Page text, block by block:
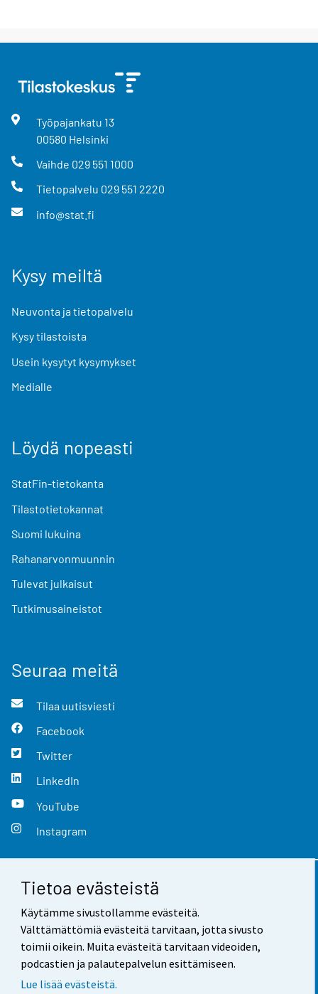
Tietoa evästeistä
Käytämme sivustollamme evästeitä.
Välttämättömiä evästeitä tarvitaan, jotta sivusto
toimii oikein. Muita evästeitä tarvitaan videoiden,
podcastien ja palautepalvelun esittämiseen.
Lue lisää evästeistä.
Työpajankatu 13
00580 Helsinki
Vaihde 029 551 1000
Tietopalvelu 029 551 2220
info@stat.fi
Kysy meiltä
Neuvonta ja tietopalvelu
Kysy tilastoista
Usein kysytyt kysymykset
Medialle
Löydä nopeasti
StatFin-tietokanta
Tilastotietokannat
Suomi lukuina
Rahanarvonmuunnin
Tulevat julkaisut
Tutkimusaineistot
Seuraa meitä
Tilaa uutisviesti
Facebook
Twitter
LinkedIn
YouTube
Instagram
Yhteystiedot
Palaute
Käyttöehdot